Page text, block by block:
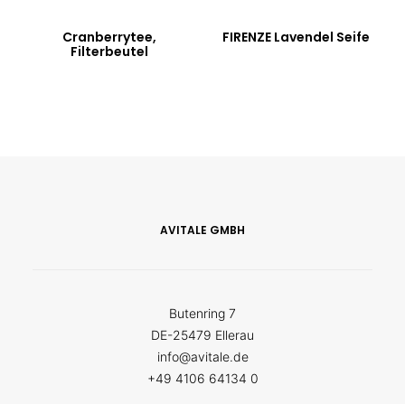
Cranberrytee,
Filterbeutel
FIRENZE Lavendel Seife
AVITALE GMBH
Butenring 7
DE-25479 Ellerau
info@avitale.de
+49 4106 64134 0